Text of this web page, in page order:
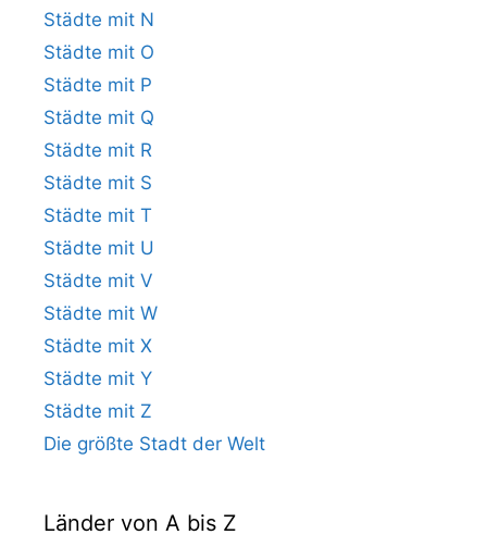
Städte mit N
Städte mit O
Städte mit P
Städte mit Q
Städte mit R
Städte mit S
Städte mit T
Städte mit U
Städte mit V
Städte mit W
Städte mit X
Städte mit Y
Städte mit Z
Die größte Stadt der Welt
Länder von A bis Z